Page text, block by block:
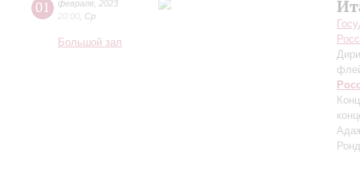
01 февраля 2023
20:00 Ср
Большой зал